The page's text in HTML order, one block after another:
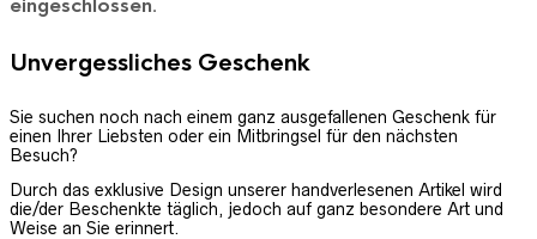
eingeschlossen.
Unvergessliches Geschenk
Sie suchen noch nach einem ganz ausgefallenen Geschenk für
einen Ihrer Liebsten oder ein Mitbringsel für den nächsten
Besuch?
Durch das exklusive Design unserer handverlesenen Artikel wird
die/der Beschenkte täglich, jedoch auf ganz besondere Art und
Weise an Sie erinnert.